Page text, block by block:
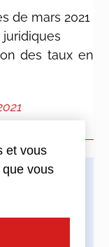
de mars 2021
des taux en
et vous
vous